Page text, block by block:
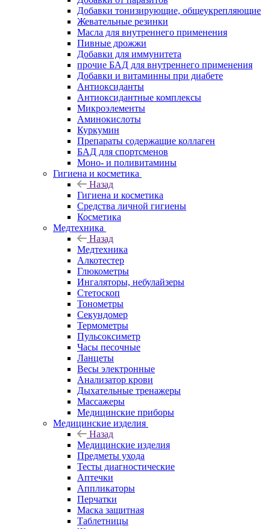
Добавки тонизирующие, общеукрепляющие
Жевательные резинки
Масла для внутреннего применения
Пивные дрожжи
Добавки для иммунитета
прочие БАД для внутреннего применения
Добавки и витаминны при диабете
Антиоксиданты
Антиоксидантные комплексы
Микроэлементы
Аминокислоты
Куркумин
Препараты содержащие коллаген
БАД для спортсменов
Моно- и поливитамины
Гигиена и косметика
Назад
Гигиена и косметика
Средства личной гигиены
Косметика
Медтехника
Назад
Медтехника
Алкотестер
Глюкометры
Ингаляторы, небулайзеры
Стетоскоп
Тонометры
Секундомер
Термометры
Пульсоксиметр
Часы песочные
Ланцеты
Весы электронные
Анализатор крови
Дыхательные тренажеры
Массажеры
Медицинские приборы
Медицинские изделия
Назад
Медицинские изделия
Предметы ухода
Тесты диагностические
Аптечки
Аппликаторы
Перчатки
Маска защитная
Таблетницы